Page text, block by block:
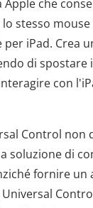
Apple che
stesso
per iPad. Crea
di spostare
con
Control non
soluzione di
fornire un